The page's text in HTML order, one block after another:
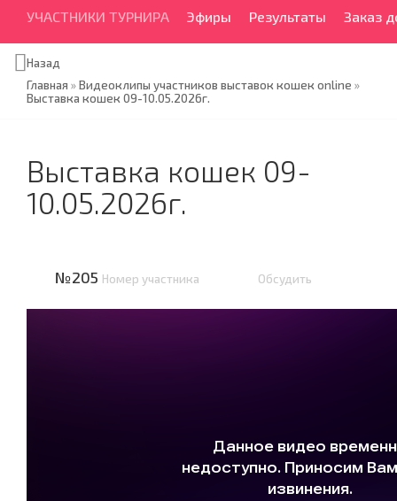
УЧАСТНИКИ ТУРНИРА Эфиры Результаты Заказ
Назад
Главная »Видеоклипы участников выставок кошек online »
Выставка кошек 09-10.05.2026г.
Выставка кошек 09-
10.05.2026г.
№205 Номер участника Обсудить